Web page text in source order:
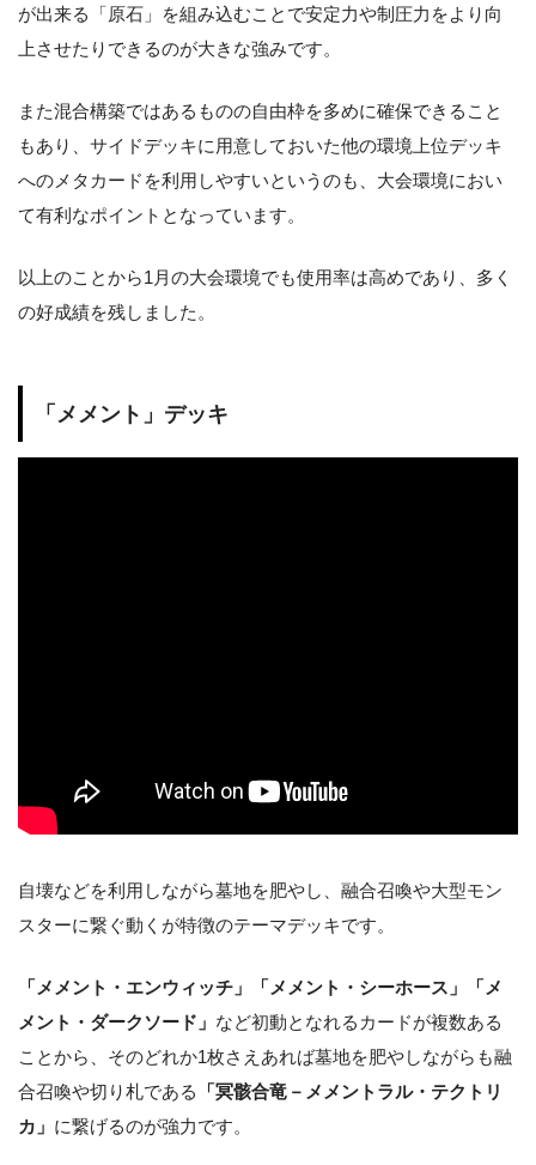
が出来る「原石」を組み込むことで安定力や制圧力をより向
上させたりできるのが大きな強みです。
また混合構築ではあるものの自由枠を多めに確保できること
もあり、サイドデッキに用意しておいた他の環境上位デッキ
へのメタカードを利用しやすいというのも、大会環境におい
て有利なポイントとなっています。
以上のことから1月の大会環境でも使用率は高めであり、多く
の好成績を残しました。
「メメント」デッキ
自壊などを利用しながら墓地を肥やし、融合召喚や大型モン
スターに繋ぐ動くが特徴のテーマデッキです。
「メメント・エンウィッチ」「メメント・シーホース」「メ
メント・ダークソード」 など初動となれるカードが複数ある
ことから、そのどれか1枚さえあれば墓地を肥やしながらも融
合召喚や切り札である
「冥骸合竜－メメントラル・テクトリ
カ」 に繋げるのが強力です。